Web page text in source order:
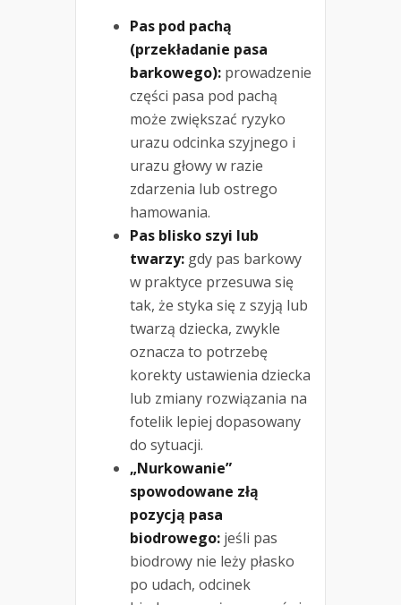
Pas pod pachą
(przekładanie pasa
barkowego): prowadzenie
części pasa pod pachą
może zwiększać ryzyko
urazu odcinka szyjnego i
urazu głowy w razie
zdarzenia lub ostrego
hamowania.
Pas blisko szyi lub
twarzy: gdy pas barkowy
w praktyce przesuwa się
tak, że styka się z szyją lub
twarzą dziecka, zwykle
oznacza to potrzebę
korekty ustawienia dziecka
lub zmiany rozwiązania na
fotelik lepiej dopasowany
do sytuacji.
„Nurkowanie”
spowodowane złą
pozycją pasa
biodrowego: jeśli pas
biodrowy nie leży płasko
po udach, odcinek